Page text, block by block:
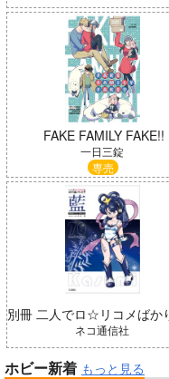
「魔法少女リリカルなのは EX
CEEDS Gun Blaze Vengeanc
e」オープニングテーマ CRIM
SON BULLET/水樹奈々
FAKE FAMILY FAKE!!
一日三錠
専売
ネコ通信社
ホビー新着 もっと見る